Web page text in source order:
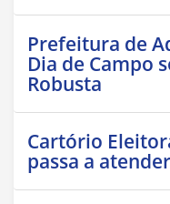
Prefeitura de
Dia de Campo
Robusta
Cartório
passa a